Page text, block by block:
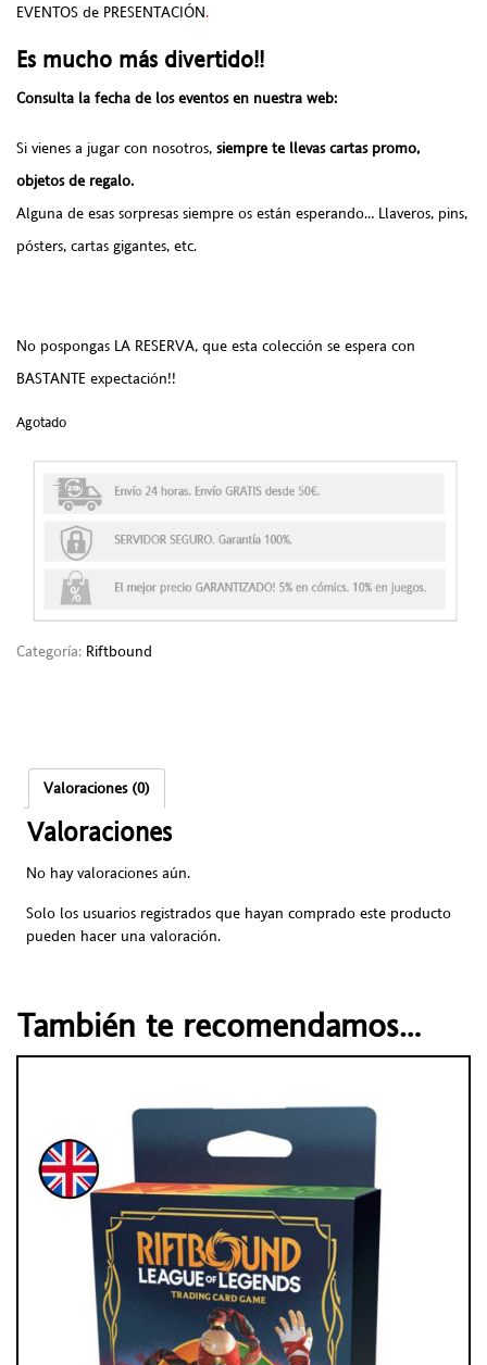
EVENTOS de PRESENTACIÓN.
Es mucho más divertido!!
Consulta la fecha de los eventos en nuestra web:
Si vienes a jugar con nosotros, siempre te llevas cartas promo,
objetos de regalo.
Alguna de esas sorpresas siempre os están esperando… Llaveros, pins,
pósters, cartas gigantes, etc.
No pospongas LA RESERVA, que esta colección se espera con
BASTANTE expectación!!
Agotado
Categoría: Riftbound
Valoraciones (0)
Valoraciones
No hay valoraciones aún.
Solo los usuarios registrados que hayan comprado este producto
pueden hacer una valoración.
También te recomendamos…